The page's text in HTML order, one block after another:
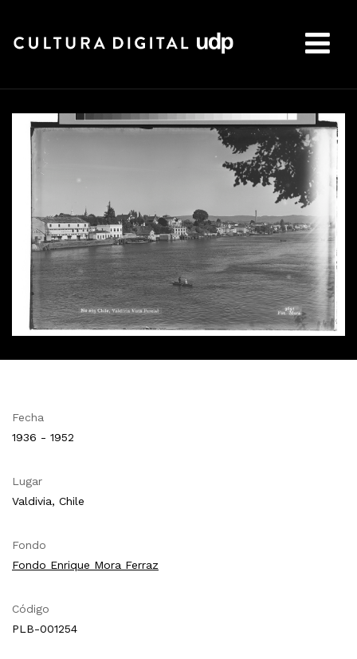
Fecha
1936 - 1952
Lugar
Valdivia, Chile
Fondo
Fondo Enrique Mora Ferraz
Código
PLB-001254